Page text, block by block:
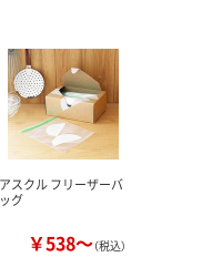
カゴへ
アスクル フリーザーバ
ッグ
￥538～（税込）